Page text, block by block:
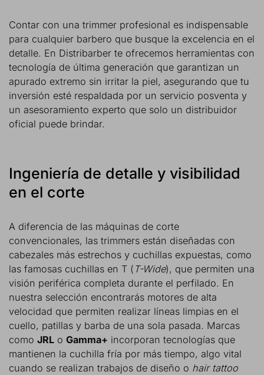
Contar con una trimmer profesional es indispensable
para cualquier barbero que busque la excelencia en el
detalle. En Distribarber te ofrecemos herramientas con
tecnología de última generación que garantizan un
apurado extremo sin irritar la piel, asegurando que tu
inversión esté respaldada por un servicio posventa y
un asesoramiento experto que solo un distribuidor
oficial puede brindar.
Ingeniería de detalle y visibilidad
en el corte
A diferencia de las máquinas de corte
convencionales, las trimmers están diseñadas con
cabezales más estrechos y cuchillas expuestas, como
las famosas cuchillas en T ( T-Wide), que permiten una
visión periférica completa durante el perfilado. En
nuestra selección encontrarás motores de alta
velocidad que permiten realizar líneas limpias en el
cuello, patillas y barba de una sola pasada. Marcas
como JRL o Gamma+ incorporan tecnologías que
mantienen la cuchilla fría por más tiempo, algo vital
cuando se realizan trabajos de diseño o hair tattoo